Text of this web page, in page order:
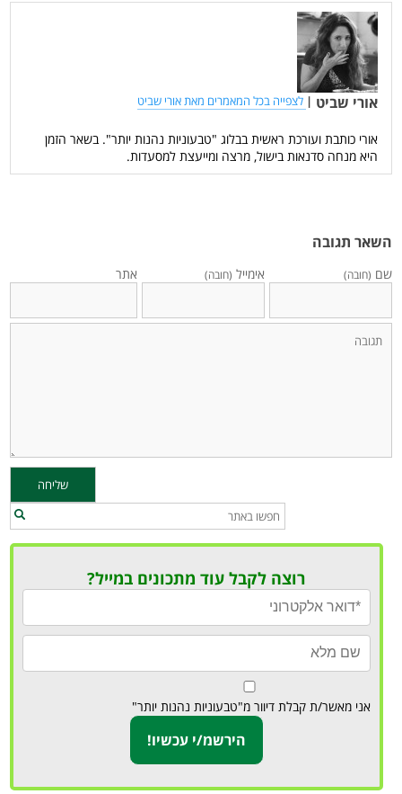
אורי שביט | לצפייה בכל המאמרים מאת אורי שביט
אורי כותבת ועורכת ראשית בבלוג "טבעוניות נהנות יותר". בשאר הזמן
היא מנחה סדנאות בישול, מרצה ומייעצת למסעדות.
השאר תגובה
שם (חובה) אימייל (חובה) אתר
רוצה לקבל עוד מתכונים במייל?
אני מאשר/ת קבלת דיוור מ"טבעוניות נהנות יותר"